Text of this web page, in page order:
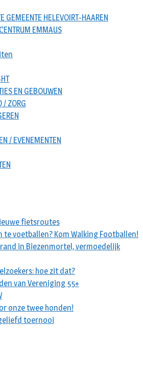
GEMEENTE HELEVOIRT-HAAREN
EMMAUS
EN GEBOUWEN
/ ZORG
/ EVENEMENTEN
fietsroutes
te voetballen? Kom Walking Footballen!
in Biezenmortel, vermoedelijk
hoe zit dat?
van Vereniging 55+
onze twee honden!
toernooi